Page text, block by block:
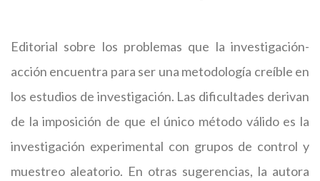
Editorial sobre los problemas que la investigación-
acción encuentra para ser una metodología creíble en
los estudios de investigación. Las dificultades derivan
de la imposición de que el único método válido es la
investigación experimental con grupos de control y
muestreo aleatorio. En otras sugerencias, la autora